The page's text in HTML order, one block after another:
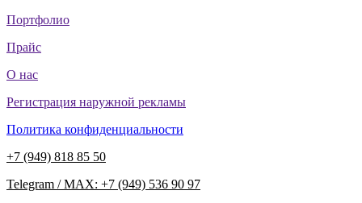
Портфолио
Прайс
О нас
Регистрация наружной рекламы
Политика конфиденциальности
+7 (949) 818 85 50
Telegram / MAX: +7 (949) 536 90 97